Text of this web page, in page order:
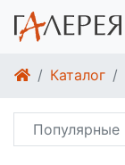
Каталог
Популярные